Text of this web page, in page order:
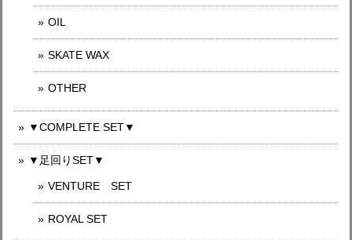
OIL
SKATE WAX
OTHER
▼COMPLETE SET▼
▼足回りSET▼
VENTURE SET
ROYAL SET